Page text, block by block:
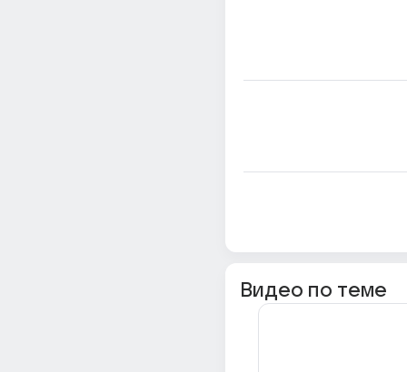
Видео по теме